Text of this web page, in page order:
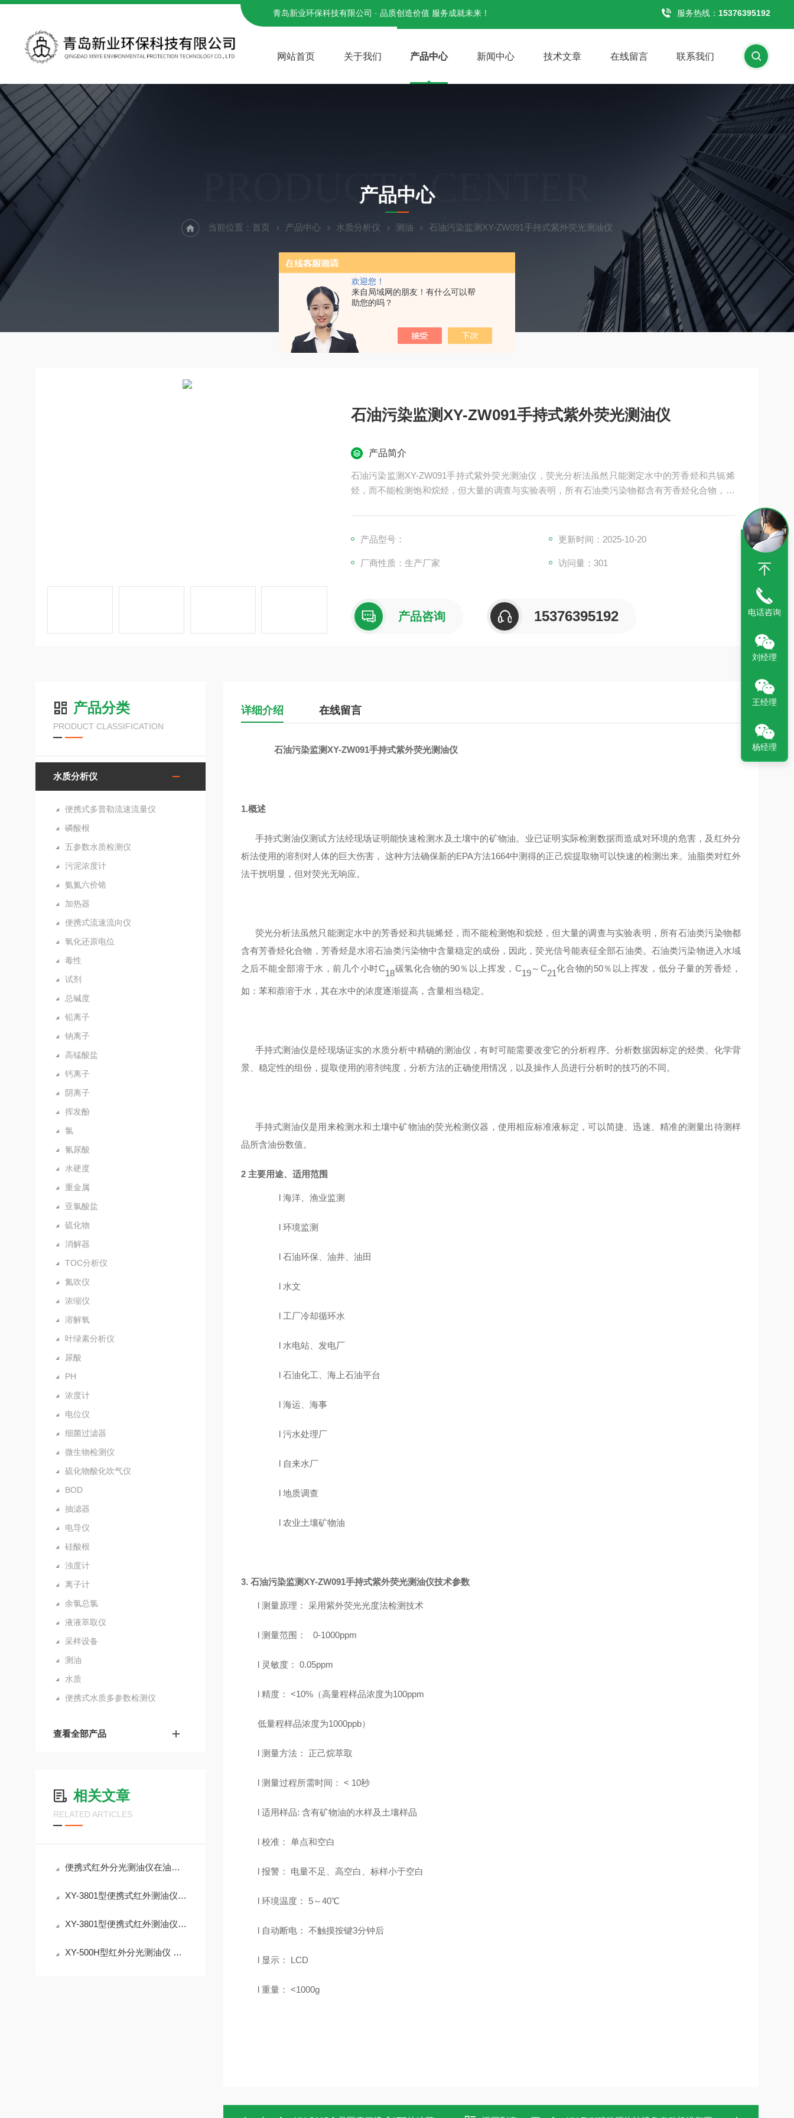
欢迎您！
来自局域网的朋友！有什么可以帮
助您的吗？
青岛新业环保科技有限公司 · 品质创造价值 服务成就未来！ 服务热线： 15376395192
网站首页 关于我们 产品中心 新闻中心 技术文章 在线留言 联系我们
PRODUCTS CENTER
产品中心
当前位置： 首页 产品中心 水质分析仪 测油 石油污染监测XY-ZW091手持式紫外荧光测油仪
石油污染监测XY-ZW091手持式紫外荧光测油仪
产品简介
石油污染监测XY-ZW091手持式紫外荧光测油仪，荧光分析法虽然只能测定水中的芳香烃和共轭烯
烃，而不能检测饱和烷烃，但大量的调查与实验表明，所有石油类污染物都含有芳香烃化合物，芳
0％以上挥发。
产品型号： 更新时间：2025-10-20
厂商性质：生产厂家 访问量：301
产品咨询 15376395192
产品分类
PRODUCT CLASSIFICATION
水质分析仪
便携式多普勒流速流量仪
磷酸根
五参数水质检测仪
污泥浓度计
氨氮六价铬
加热器
便携式流速流向仪
氧化还原电位
毒性
试剂
总碱度
铅离子
钠离子
高锰酸盐
钙离子
阴离子
挥发酚
氯
氰尿酸
水硬度
重金属
亚氯酸盐
硫化物
消解器
TOC分析仪
氮吹仪
浓缩仪
溶解氧
叶绿素分析仪
尿酸
PH
浓度计
电位仪
细菌过滤器
微生物检测仪
硫化物酸化吹气仪
BOD
抽滤器
电导仪
硅酸根
浊度计
离子计
余氯总氯
液液萃取仪
采样设备
测油
水质
便携式水质多参数检测仪
查看全部产品
相关文章
RELATED ARTICLES
便携式红外分光测油仪在油水分离中的关键作用说明
XY-3801型便携式红外测油仪，测量速度快，测量一次样品仅需1分钟
XY-3801型便携式红外测油仪 地表水 地下水 海水 生活用水 工业废水
XY-500H型红外分光测油仪 测量一次样品1分钟 带显示屏
详细介绍 在线留言
石油污染监测XY-ZW091手持式紫外荧光测油仪
1.概述
手持式测油仪测试方法经现场证明能快速检测水及土壤中的矿物油。业已证明实际检测数据而造成对环境的危害，及红外分
析法使用的溶剂对人体的巨大伤害， 这种方法确保新的EPA方法1664中测得的正己烷提取物可以快速的检测出来。油脂类对红外
法干扰明显，但对荧光无响应。
荧光分析法虽然只能测定水中的芳香烃和共轭烯烃，而不能检测饱和烷烃，但大量的调查与实验表明，所有石油类污染物都
含有芳香烃化合物，芳香烃是水溶石油类污染物中含量稳定的成份，因此，荧光信号能表征全部石油类。石油类污染物进入水域
之后不能全部溶于水，前几个小时C18碳氢化合物的90％ 以上挥发， C19～ C21化合物的50％以上挥发，低分子量的芳香烃，
如：苯和萘溶于水，其在水中的浓度逐渐提高，含量相当稳定。
手持式测油仪是经现场证实的水质分析中精确的测油仪，有时可能需要改变它的分析程序。分析数据因标定的烃类、化学背
景、稳定性的组份，提取使用的溶剂纯度，分析方法的正确使用情况，以及操作人员进行分析时的技巧的不同。
手持式测油仪是用来检测水和土壤中矿物油的荧光检测仪器，使用相应标准液标定，可以简捷、迅速、精准的测量出待测样
品所含油份数值。
2 主要用途、适用范围
l 海洋、渔业监测
l 环境监测
l 石油环保、油井、油田
l 水文
l 工厂冷却循环水
l 水电站、发电厂
l 石油化工、海上石油平台
l 海运、海事
l 污水处理厂
l 自来水厂
l 地质调查
l 农业土壤矿物油
3. 石油污染监测XY-ZW091手持式紫外荧光测油仪技术参数
l 测量原理： 采用紫外荧光光度法检测技术
l 测量范围： 0-1000ppm
l 灵敏度： 0.05ppm
l 精度： <10%（高量程样品浓度为100ppm
低量程样品浓度为1000ppb）
l 测量方法： 正己烷萃取
l 测量过程所需时间： < 10秒
l 适用样品: 含有矿物油的水样及土壤样品
l 校准： 单点和空白
l 报警： 电量不足、高空白、标样小于空白
l 环境温度： 5～40℃
l 自动断电： 不触摸按键3分钟后
l 显示： LCD
l 重量： <1000g
电话咨询
刘经理
王经理
杨经理